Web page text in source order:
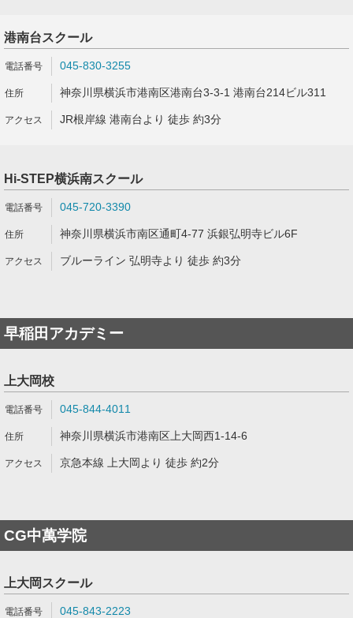
港南台スクール
045-830-3255
神奈川県横浜市港南区港南台3-3-1 港南台214ビル311
JR根岸線 港南台より 徒歩 約3分
Hi-STEP横浜南スクール
045-720-3390
神奈川県横浜市南区通町4-77 浜銀弘明寺ビル6F
ブルーライン 弘明寺より 徒歩 約3分
早稲田アカデミー
上大岡校
045-844-4011
神奈川県横浜市港南区上大岡西1-14-6
京急本線 上大岡より 徒歩 約2分
CG中萬学院
上大岡スクール
045-843-2223